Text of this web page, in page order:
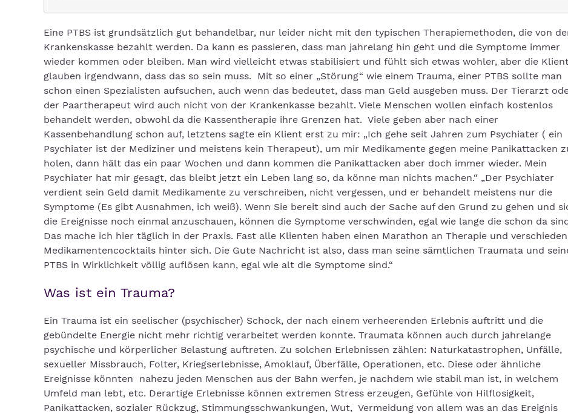
Eine PTBS ist grundsätzlich gut behandelbar, nur leider nicht mit den typischen Therapiemethoden, die von
Krankenskasse bezahlt werden. Da kann es passieren, dass man jahrelang hin geht und die Symptome immer
wieder kommen oder bleiben. Man wird vielleicht etwas stabilisiert und fühlt sich etwas wohler, aber die
glauben irgendwann, dass das so sein muss. Mit so einer „Störung“ wie einem Trauma, einer PTBS sollte man
schon einen Spezialisten aufsuchen, auch wenn das bedeutet, dass man Geld ausgeben muss. Der Tierarzt
der Paartherapeut wird auch nicht von der Krankenkasse bezahlt. Viele Menschen wollen einfach kostenlos
behandelt werden, obwohl da die Kassentherapie ihre Grenzen hat. Viele geben aber nach einer
Kassenbehandlung schon auf, letztens sagte ein Klient erst zu mir: „Ich gehe seit Jahren zum Psychiater ( ein
Psychiater ist der Mediziner und meistens kein Therapeut), um mir Medikamente gegen meine Panikattacken
holen, dann hält das ein paar Wochen und dann kommen die Panikattacken aber doch immer wieder. Mein
Psychiater hat mir gesagt, das bleibt jetzt ein Leben lang so, da könne man nichts machen.“ „Der Psychiater
verdient sein Geld damit Medikamente zu verschreiben, nicht vergessen, und er behandelt meistens nur die
Symptome (Es gibt Ausnahmen, ich weiß). Wenn Sie bereit sind auch der Sache auf den Grund zu gehen und
die Ereignisse noch einmal anzuschauen, können die Symptome verschwinden, egal wie lange die schon da
Das mache ich hier täglich in der Praxis. Fast alle Klienten haben einen Marathon an Therapie und
Medikamentencocktails hinter sich. Die Gute Nachricht ist also, dass man seine sämtlichen Traumata und
PTBS in Wirklichkeit völlig auflösen kann, egal wie alt die Symptome sind.“
Was ist ein Trauma?
Ein Trauma ist ein seelischer (psychischer) Schock, der nach einem verheerenden Erlebnis auftritt und die
gebündelte Energie nicht mehr richtig verarbeitet werden konnte. Traumata können auch durch jahrelange
psychische und körperlicher Belastung auftreten. Zu solchen Erlebnissen zählen: Naturkatastrophen, Unfälle,
sexueller Missbrauch, Folter, Kriegserlebnisse, Amoklauf, Überfälle, Operationen, etc. Diese oder ähnliche
Ereignisse könnten nahezu jeden Menschen aus der Bahn werfen, je nachdem wie stabil man ist, in welchem
Umfeld man lebt, etc. Derartige Erlebnisse können extremen Stress erzeugen, Gefühle von Hilflosigkeit,
Panikattacken, sozialer Rückzug, Stimmungsschwankungen, Wut, Vermeidung von allem was an das Ereignis